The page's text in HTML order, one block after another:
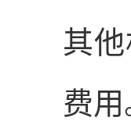
其
费用